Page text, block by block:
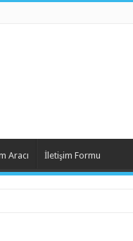
Aracı İletişim Formu